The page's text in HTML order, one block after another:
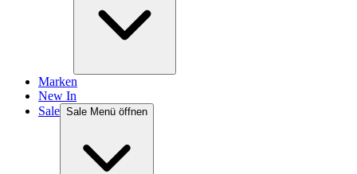
Marken
New In
Sale Sale Menü öffnen